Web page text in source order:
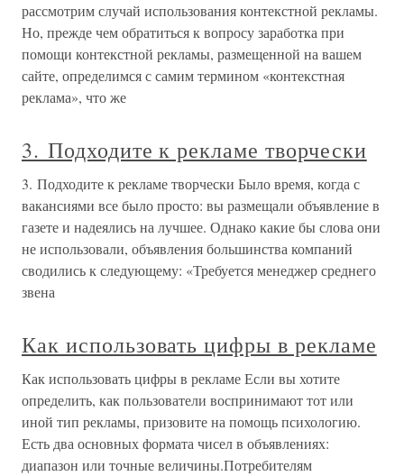
рассмотрим случай использования контекстной рекламы.
Но, прежде чем обратиться к вопросу заработка при
помощи контекстной рекламы, размещенной на вашем
сайте, определимся с самим термином «контекстная
реклама», что же
3. Подходите к рекламе творчески
3. Подходите к рекламе творчески Было время, когда с
вакансиями все было просто: вы размещали объявление в
газете и надеялись на лучшее. Однако какие бы слова они
не использовали, объявления большинства компаний
сводились к следующему: «Требуется менеджер среднего
звена
Как использовать цифры в рекламе
Как использовать цифры в рекламе Если вы хотите
определить, как пользователи воспринимают тот или
иной тип рекламы, призовите на помощь психологию.
Есть два основных формата чисел в объявлениях:
диапазон или точные величины.Потребителям